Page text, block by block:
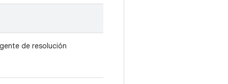
de resolución